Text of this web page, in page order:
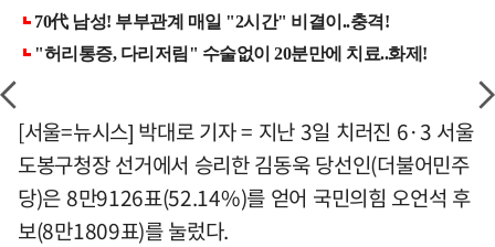
[서울=뉴시스] 박대로 기자 = 지난 3일 치러진 6·3 서울
도봉구청장 선거에서 승리한 김동욱 당선인(더불어민주
당)은 8만9126표(52.14%)를 얻어 국민의힘 오언석 후
보(8만1809표)를 눌렀다.